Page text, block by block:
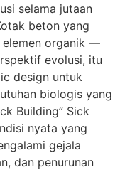
selama jutaan
beton yang
elemen organik —
evolusi, itu
design untuk
biologis yang
Building” Sick
nyata yang
gejala
dan penurunan